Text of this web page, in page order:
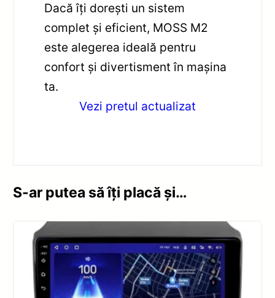
Dacă îți dorești un sistem
complet și eficient, MOSS M2
este alegerea ideală pentru
confort și divertisment în mașina
ta.
Vezi pretul actualizat
S-ar putea să îți placă și…